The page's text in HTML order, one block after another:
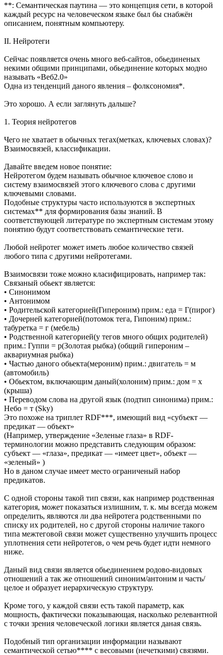
**: Семантическая паутина — это концепция сети, в которой
каждый ресурс на человеческом языке был бы снабжён
описанием, понятным компьютеру.
II. Нейротеги
Сейчас появляется очень много веб-сайтов, обьединеных
некими общими принципами, обьединение которых модно
называть «Веб2.0»
Одна из тенденций даного явления – фолксономия*.
Это хорошо. А если заглянуть дальше?
1. Теория нейротегов
Чего не хватает в обычных тегах(метках, ключевых словах)?
Взаимосвязей, классификации.
Давайте введем новое понятие:
Нейротегом будем называть обычное ключевое слово и
систему взаимосвязей этого ключевого слова с другими
ключевыми словами.
Подобные структуры часто используются в экспертных
системах** для формирования базы знаний. В
соответствующей литературе по экспертным системам этому
понятию будут соответствовать семантические теги.
Любой нейротег может иметь любое количество связей
любого типа с другими нейротегами.
Взаимосвязи тоже можно класифицировать, например так:
Связаный обьект является:
• Cинонимом
• Антонимом
• Родительской категорией(Гипероним) прим.: еда = Г(пирог)
• Дочерней категорией(потомок тега, Гипоним) прим.:
табуретка = г (мебель)
• Родственной категорией(у тегов много общих родителей)
прим.: Гуппи = р(Золотая рыбка) (общий гипероним –
аквариумная рыбка)
• Частью даного обьекта(мероним) прим.: двигатель = м
(автомобиль)
• Обьектом, включающим даный(холоним) прим.: дом = х
(крыша)
• Переводом слова на другой язык (подтип синонима) прим.:
Небо = т (Sky)
Это похоже на триплет RDF***, имеющий вид «субъект —
предикат — объект»
(Например, утверждение «Зеленые глаза» в RDF-
терминологии можно представить следующим образом:
субъект — «глаза», предикат — «имеет цвет», объект —
«зеленый» )
Но в даном случае имеет место ограниченый набор
предикатов.
С одной стороны такой тип связи, как например родственная
категория, может показаться излишним, т. к. мы всегда можем
определить, являются ли два нейротега родственными по
списку их родителей, но с другой стороны наличие такого
типа межтеговой связи может существенно улучшить процесс
уплотнения сети нейротегов, о чем речь будет идти немного
ниже.
Даный вид связи является обьединением родово-видовых
отношений а так же отношений синоним/антоним и часть/
целое и образует иерархическую структуру.
Кроме того, у каждой связи есть такой параметр, как
мощность, фактически показывающая, насколько релевантной
с точки зрения человеческой логики является даная связь.
Подобный тип организации информации называют
семантической сетью**** с весовыми (нечеткими) связями.